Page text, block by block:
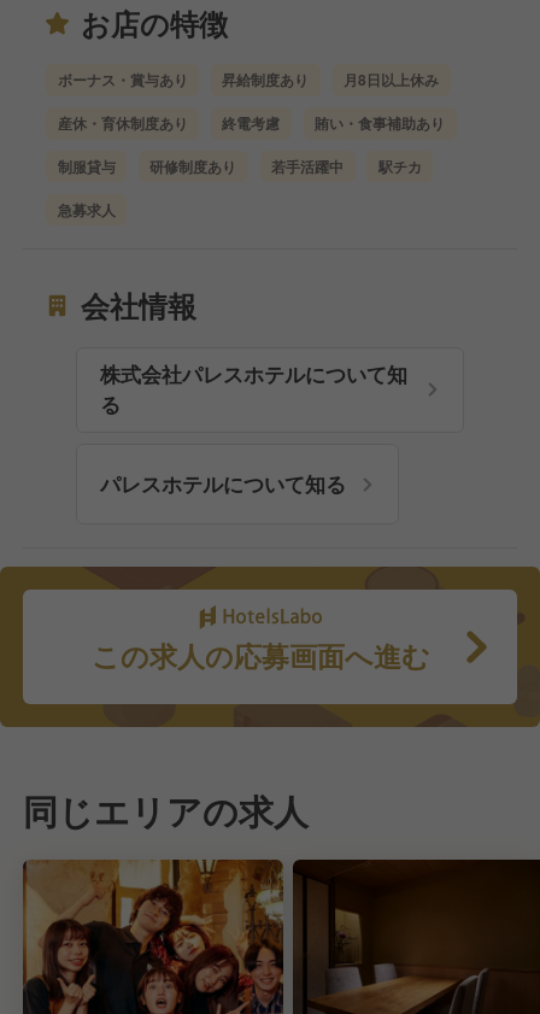
お店の特徴
ボーナス・賞与あり 昇給制度あり 月8日以上休み
産休・育休制度あり 終電考慮 賄い・食事補助あり
制服貸与 研修制度あり 若手活躍中 駅チカ
急募求人
会社情報
株式会社パレスホテルについて知
る
パレスホテルについて知る
この求人の応募画面へ進む
同じエリアの求人